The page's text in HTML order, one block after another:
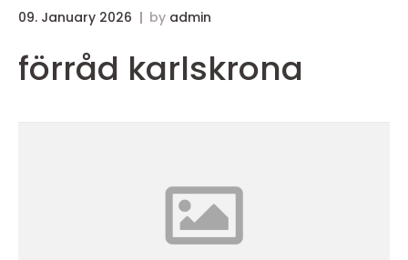
09. January 2026 by admin
förråd karlskrona